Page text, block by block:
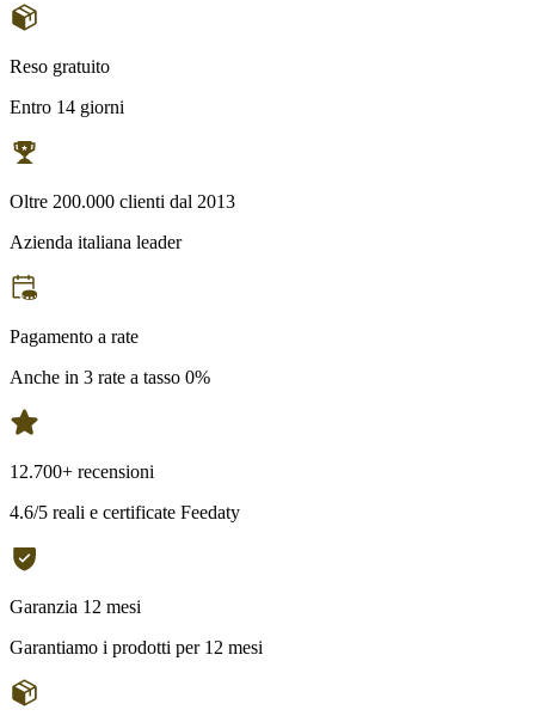
Reso gratuito
Entro 14 giorni
Oltre 200.000 clienti dal 2013
Azienda italiana leader
Pagamento a rate
Anche in 3 rate a tasso 0%
12.700+ recensioni
4.6/5 reali e certificate Feedaty
Garanzia 12 mesi
Garantiamo i prodotti per 12 mesi